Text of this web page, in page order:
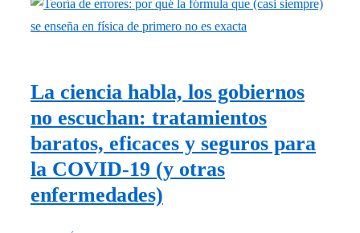
La ciencia habla, los gobiernos
no escuchan: tratamientos
baratos, eficaces y seguros para
la COVID-19 (y otras
enfermedades)